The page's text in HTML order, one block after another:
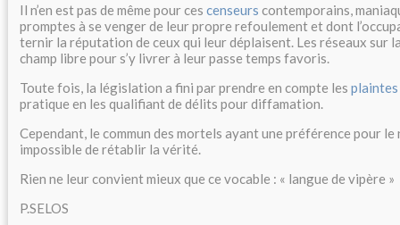
Il n’en est pas de même pour ces censeurs contemporains,
promptes à se venger de leur propre refoulement et dont
ternir la réputation de ceux qui leur déplaisent. Les réseaux sur
champ libre pour s’y livrer à leur passe temps favoris.
Toute fois, la législation a fini par prendre en compte les plaintes
pratique en les qualifiant de délits pour diffamation.
Cependant, le commun des mortels ayant une préférence pour le
impossible de rétablir la vérité.
Rien ne leur convient mieux que ce vocable : « langue de vipère »
P.SELOS